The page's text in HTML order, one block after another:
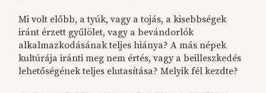
Mi volt előbb, a tyúk, vagy a tojás, a kisebbségek
iránt érzett gyűlölet, vagy a bevándorlók
alkalmazkodásának teljes hiánya? A más népek
kultúrája iránti meg nem értés, vagy a beilleszkedés
lehetőségének teljes elutasítása? Melyik fél kezdte?